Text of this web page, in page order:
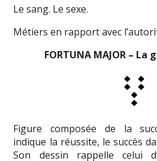
Le sang. Le sexe.
Métiers en rapport avec
FORTUNA MAJOR –
Figure composée de la
indique la réussite, le succès
Son dessin rappelle celui